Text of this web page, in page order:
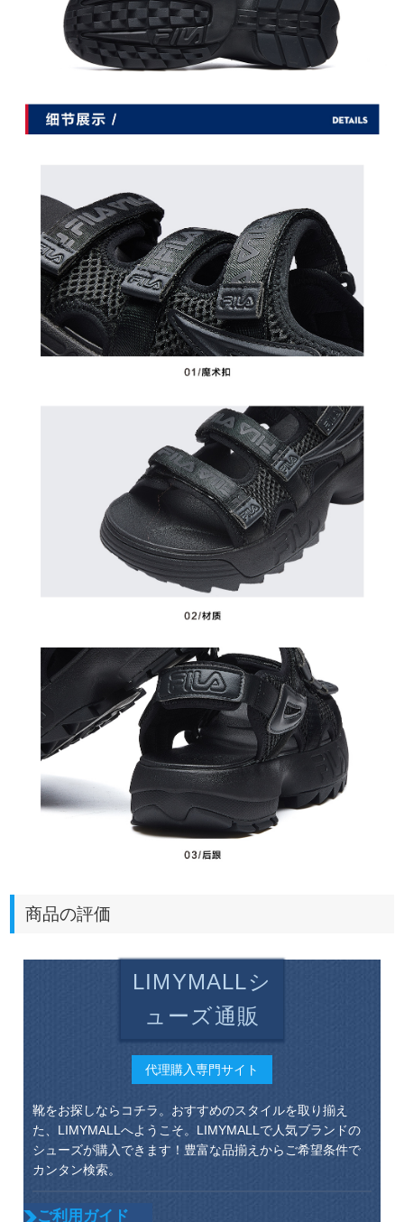
商品の評価
LIMYMALLシ
ューズ通販
代理購入専門サイト
靴をお探しならコチラ。おすすめのスタイルを取り揃え
た、LIMYMALLへようこそ。LIMYMALLで人気ブランドの
シューズが購入できます！豊富な品揃えからご希望条件で
カンタン検索。
ご利用ガイド